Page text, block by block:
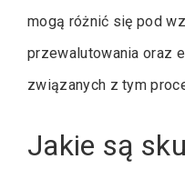
mogą różnić się pod
przewalutowania oraz
związanych z tym
Jakie są